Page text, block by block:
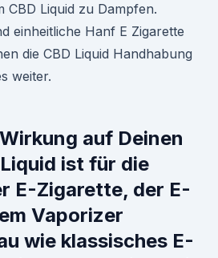
CBD Liquid zu Dampfen.
einheitliche Hanf E Zigarette
die CBD Liquid Handhabung
weiter.
auf Deinen
ist für die
E-Zigarette, der E-
Vaporizer
wie klassisches E-